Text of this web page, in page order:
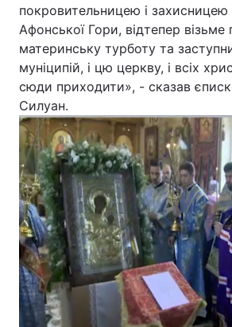
Спорт Наука
Техно і зв'язок Лайт
Зброя
Здоров'я Туризм
Цікавинки Погода
Відео з Youtube Статті
Інтерв'ю Думки
покровительницею і захисницею
Афонської Гори, відтепер візьме
материнську турботу та
муніципій, і цю церкву, і всіх
сюди приходити», - сказав
Силуан.